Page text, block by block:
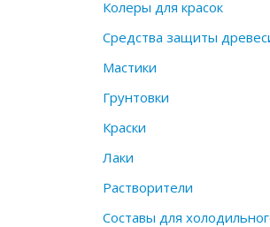
Колеры для красок
Средства защиты
Мастики
Грунтовки
Краски
Лаки
Растворители
Составы для